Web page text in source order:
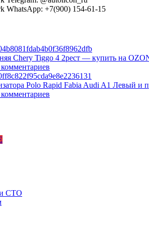
WhatsApp: +7(900) 154-61-15
Chery Tiggo 4 2рест — купить на
Polo Rapid Fabia Audi A1 Левый и
и СТО